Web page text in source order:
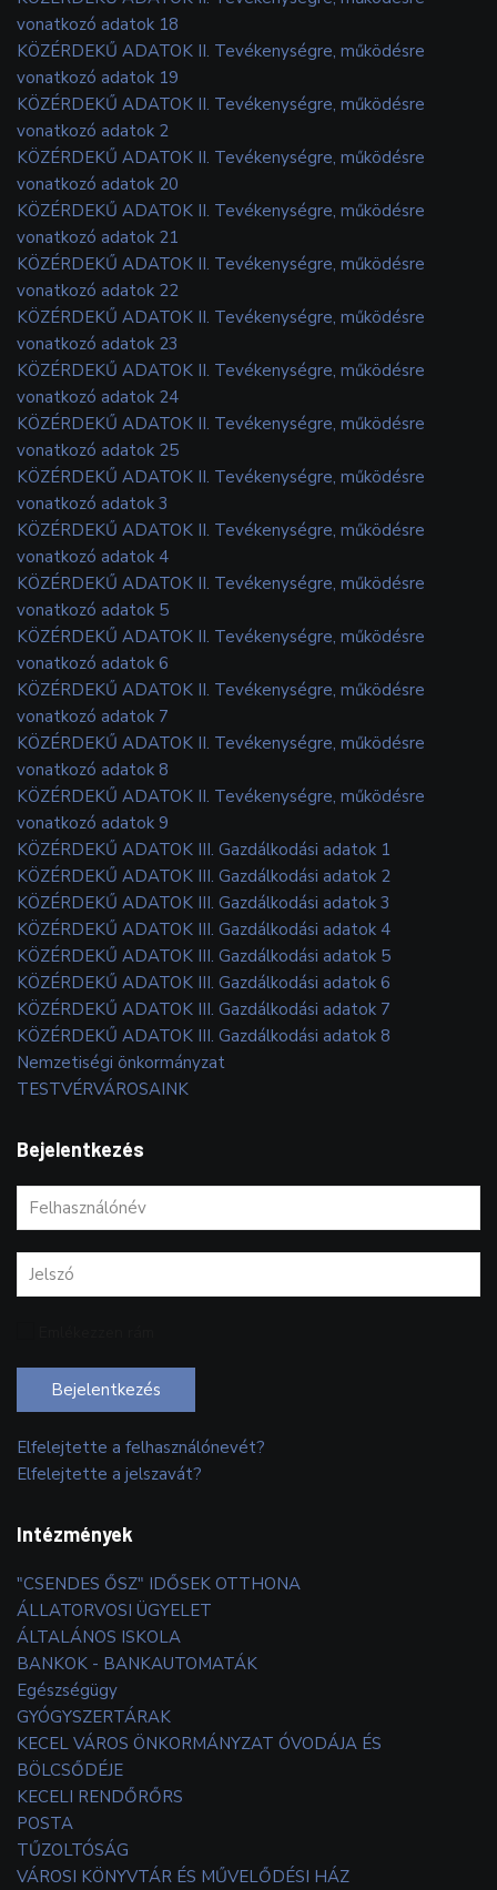
vonatkozó adatok 18
KÖZÉRDEKŰ ADATOK II. Tevékenységre, működésre
vonatkozó adatok 19
KÖZÉRDEKŰ ADATOK II. Tevékenységre, működésre
vonatkozó adatok 2
KÖZÉRDEKŰ ADATOK II. Tevékenységre, működésre
vonatkozó adatok 20
KÖZÉRDEKŰ ADATOK II. Tevékenységre, működésre
vonatkozó adatok 21
KÖZÉRDEKŰ ADATOK II. Tevékenységre, működésre
vonatkozó adatok 22
KÖZÉRDEKŰ ADATOK II. Tevékenységre, működésre
vonatkozó adatok 23
KÖZÉRDEKŰ ADATOK II. Tevékenységre, működésre
vonatkozó adatok 24
KÖZÉRDEKŰ ADATOK II. Tevékenységre, működésre
vonatkozó adatok 25
KÖZÉRDEKŰ ADATOK II. Tevékenységre, működésre
vonatkozó adatok 3
KÖZÉRDEKŰ ADATOK II. Tevékenységre, működésre
vonatkozó adatok 4
KÖZÉRDEKŰ ADATOK II. Tevékenységre, működésre
vonatkozó adatok 5
KÖZÉRDEKŰ ADATOK II. Tevékenységre, működésre
vonatkozó adatok 6
KÖZÉRDEKŰ ADATOK II. Tevékenységre, működésre
vonatkozó adatok 7
KÖZÉRDEKŰ ADATOK II. Tevékenységre, működésre
vonatkozó adatok 8
KÖZÉRDEKŰ ADATOK II. Tevékenységre, működésre
vonatkozó adatok 9
KÖZÉRDEKŰ ADATOK III. Gazdálkodási adatok 1
KÖZÉRDEKŰ ADATOK III. Gazdálkodási adatok 2
KÖZÉRDEKŰ ADATOK III. Gazdálkodási adatok 3
KÖZÉRDEKŰ ADATOK III. Gazdálkodási adatok 4
KÖZÉRDEKŰ ADATOK III. Gazdálkodási adatok 5
KÖZÉRDEKŰ ADATOK III. Gazdálkodási adatok 6
KÖZÉRDEKŰ ADATOK III. Gazdálkodási adatok 7
KÖZÉRDEKŰ ADATOK III. Gazdálkodási adatok 8
Nemzetiségi önkormányzat
TESTVÉRVÁROSAINK
Bejelentkezés
Bejelentkezés
Elfelejtette a felhasználónevét?
Elfelejtette a jelszavát?
Intézmények
"CSENDES ŐSZ" IDŐSEK OTTHONA
ÁLLATORVOSI ÜGYELET
ÁLTALÁNOS ISKOLA
BANKOK - BANKAUTOMATÁK
Egészségügy
GYÓGYSZERTÁRAK
KECEL VÁROS ÖNKORMÁNYZAT ÓVODÁJA ÉS
BÖLCSŐDÉJE
KECELI RENDŐRŐRS
POSTA
TŰZOLTÓSÁG
VÁROSI KÖNYVTÁR ÉS MŰVELŐDÉSI HÁZ